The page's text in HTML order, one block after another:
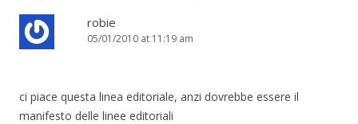
a
t
n
robie
05/01/2010 at 11:19 am
ci piace questa linea editoriale, anzi dovrebbe essere il
manifesto delle linee editoriali